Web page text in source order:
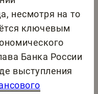
несмотря на то
ключевым
Банка России
выступления